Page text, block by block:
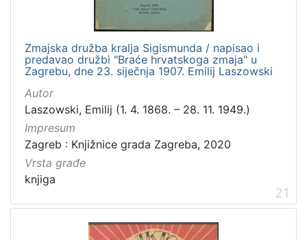
Zmajska družba kralja Sigismunda / napisao i
predavao družbi "Braće hrvatskoga zmaja" u
Zagrebu, dne 23. siječnja 1907. Emilij Laszowski
Autor
Laszowski, Emilij (1. 4. 1868. – 28. 11. 1949.)
Impresum
Zagreb : Knjižnice grada Zagreba, 2020
Vrsta građe
knjiga
21